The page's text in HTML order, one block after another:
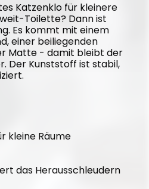
Katzenklo für kleinere
Toilette? Dann ist
Es kommt mit einem
einer beiliegenden
Matte - damit bleibt der
Der Kunststoff ist stabil,
kleine Räume
das Herausschleudern